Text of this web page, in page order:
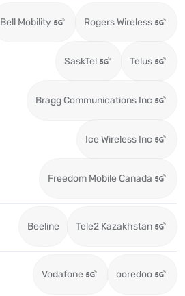
Bell Mobility Rogers Wireless
SaskTel Telus
Bragg Communications Inc
Ice Wireless Inc
Freedom Mobile Canada
Beeline Tele2 Kazakhstan
Vodafone ooredoo